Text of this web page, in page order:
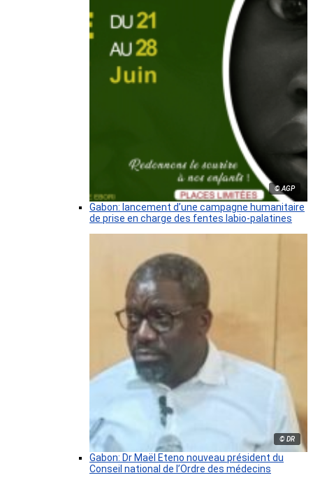
© AGP
Gabon: lancement d’une campagne humanitaire
de prise en charge des fentes labio-palatines
© DR
Gabon: Dr Maël Eteno nouveau président du
Conseil national de l’Ordre des médecins